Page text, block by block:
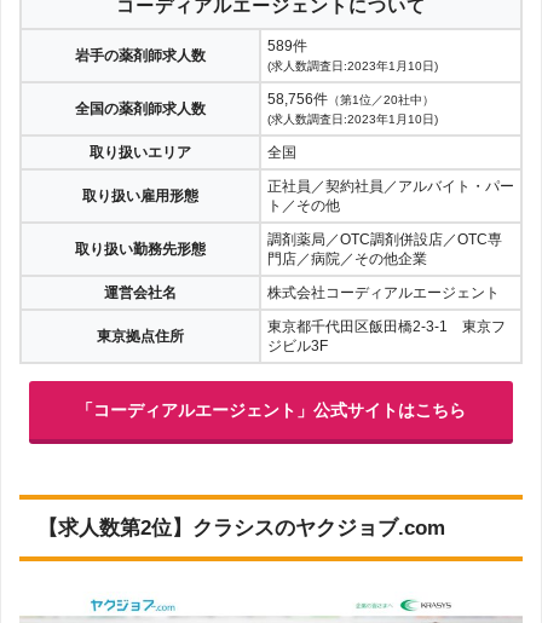
コーディアルエージェントについて
岩手の薬剤師求人数
589件
(求人数調査日:2023年1月10日)
全国の薬剤師求人数
58,756件 （第1位／20社中）
(求人数調査日:2023年1月10日)
取り扱いエリア 全国
取り扱い雇用形態
正社員／契約社員／アルバイト・パー
ト／その他
取り扱い勤務先形態
調剤薬局／OTC調剤併設店／OTC専
門店／病院／その他企業
運営会社名
株式会社コーディアルエージェント
東京拠点住所
東京都千代田区飯田橋2-3-1 東京フ
ジビル3F
「コーディアルエージェント」公式サイトはこちら
【求人数第2位】クラシスのヤクジョブ.com